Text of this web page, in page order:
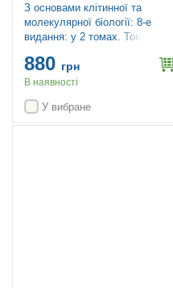
З основами клітинної та
молекулярної біології: 8-е
видання: у 2 томах. Том 1 /
Росс
880 грн
В наявності
У вибране